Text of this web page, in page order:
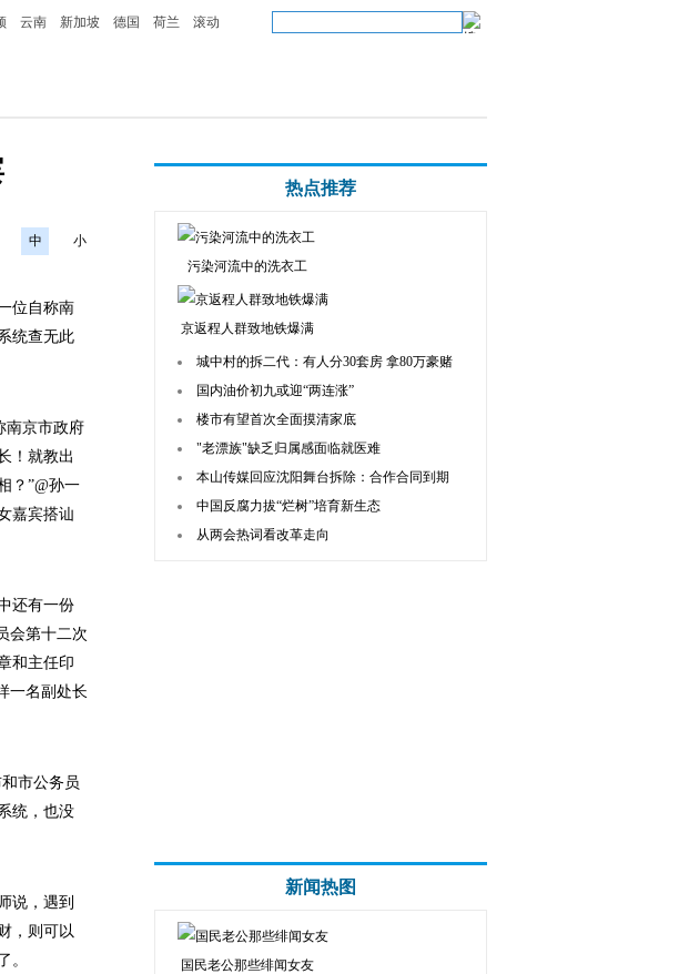
云南 新加坡 德国 荷兰 滚动
中 小
位自称南
统查无此
南京市政府
！就教出
？”@孙一
嘉宾搭讪
还有一份
会第十二次
和主任印
一名副处长
市公务员
统，也没
说，遇到
，则可以
。
热点推荐
污染河流中的洗衣工
京返程人群致地铁爆满
城中村的拆二代：有人分30套房 拿80万豪赌
国内油价初九或迎“两连涨”
楼市有望首次全面摸清家底
"老漂族"缺乏归属感面临就医难
本山传媒回应沈阳舞台拆除：合作合同到期
中国反腐力拔“烂树”培育新生态
从两会热词看改革走向
新闻热图
国民老公那些绯闻女友